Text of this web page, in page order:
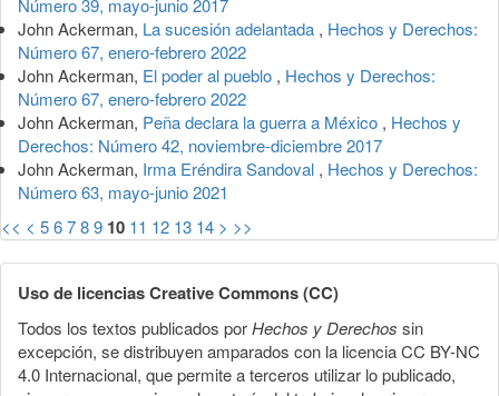
Número 39, mayo-junio 2017
John Ackerman, La sucesión adelantada , Hechos y Derechos:
Número 67, enero-febrero 2022
John Ackerman, El poder al pueblo , Hechos y Derechos:
Número 67, enero-febrero 2022
John Ackerman, Peña declara la guerra a México , Hechos y
Derechos: Número 42, noviembre-diciembre 2017
John Ackerman, Irma Eréndira Sandoval , Hechos y Derechos:
Número 63, mayo-junio 2021
<< < 56789 10 11 12 13 14 > >>
Uso de licencias Creative Commons (CC)
Todos los textos publicados porHechos y Derechos sin
excepción, se distribuyen amparados con la licencia CC BY-NC
4.0 Internacional, que permite a terceros utilizar lo publicado,